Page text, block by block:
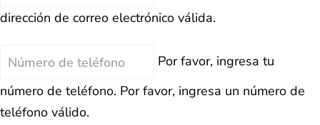
dirección de correo electrónico válida.
Teléfono
Por favor, ingresa tu
número de teléfono. Por favor, ingresa un número de
teléfono válido.